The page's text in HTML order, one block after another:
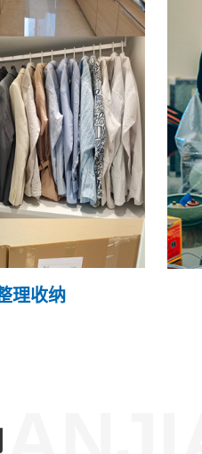
理收纳